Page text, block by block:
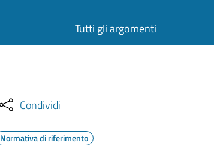
Tutti gli argomenti
Condividi
Normativa di riferimento